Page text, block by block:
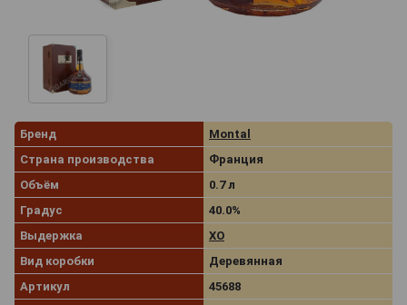
Бренд
Montal
Страна производства
Франция
Объём
0.7 л
Градус
40.0%
Выдержка
XO
Вид коробки
Деревянная
Артикул
45688